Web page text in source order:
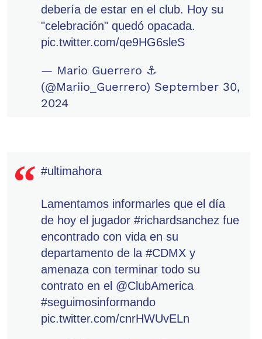
debería de estar en el club. Hoy su
"celebración" quedó opacada.
pic.twitter.com/qe9HG6sleS
— Mario Guerrero ⚓
(@Mariio_Guerrero) September 30,
2024
#ultimahora
Lamentamos informarles que el día
de hoy el jugador #richardsanchez fue
encontrado con vida en su
departamento de la #CDMX y
amenaza con terminar todo su
contrato en el @ClubAmerica
#seguimosinformando
pic.twitter.com/cnrHWUvELn